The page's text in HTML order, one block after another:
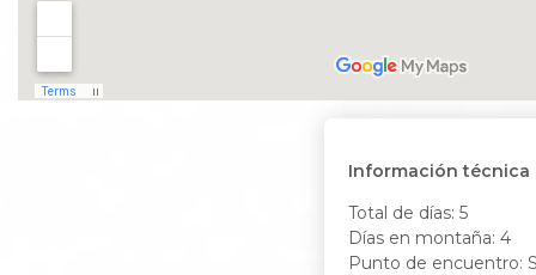
Información técnica
Total de días: 5
Días en montaña: 4
Punto de encuentro: